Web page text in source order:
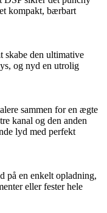
kompakt, bærbart
skabe den ultimative
og nyd en utrolig
sammen for en ægte
kanal og den anden
lyd med perfekt
på en enkelt opladning,
eller fester hele